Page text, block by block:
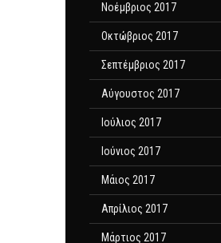
Νοέμβριος 2017
Οκτώβριος 2017
Σεπτέμβριος 2017
Αύγουστος 2017
Ιούλιος 2017
Ιούνιος 2017
Μάιος 2017
Απρίλιος 2017
Μάρτιος 2017